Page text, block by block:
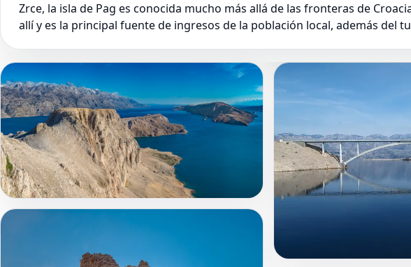
Zrce, la isla de Pag es conocida mucho más allá de las fronteras de
allí y es la principal fuente de ingresos de la población local, además del